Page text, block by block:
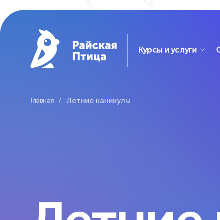
Курсы и услуги
Языки
Подготовка к школе
Главная Летние каникулы